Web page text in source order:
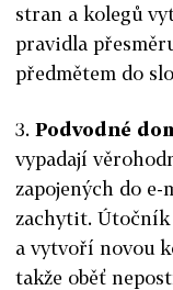
stran a kolegů
pravidla
předmětem do
3. Podvodné
vypadají
zapojených do
zachytit. Útočník
a vytvoří novou
takže oběť